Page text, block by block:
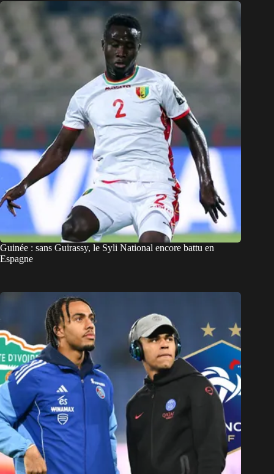
Guinée : sans Guirassy, le Syli National encore battu en
Espagne